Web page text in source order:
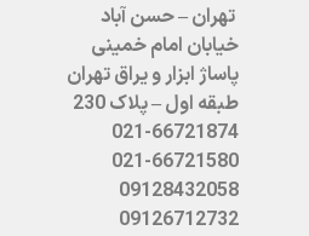
تهران – حسن آباد
خیابان امام خمینی
پاساژ ابزار و یراق تهران
طبقه اول – پلاک 230
021-66721874
021-66721580
09128432058
09126712732